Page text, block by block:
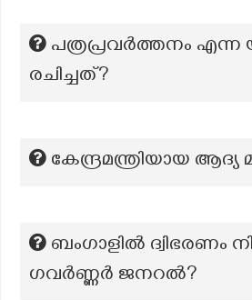
പത്രപ്രവര്‍ത്തനം എന്ന
രചിച്ചത്?
കേന്ദ്രമന്ത്രിയായ ആദ്യ
ബംഗാളിൽ ദ്വിഭരണം
ഗവർണ്ണർ ജനറൽ?